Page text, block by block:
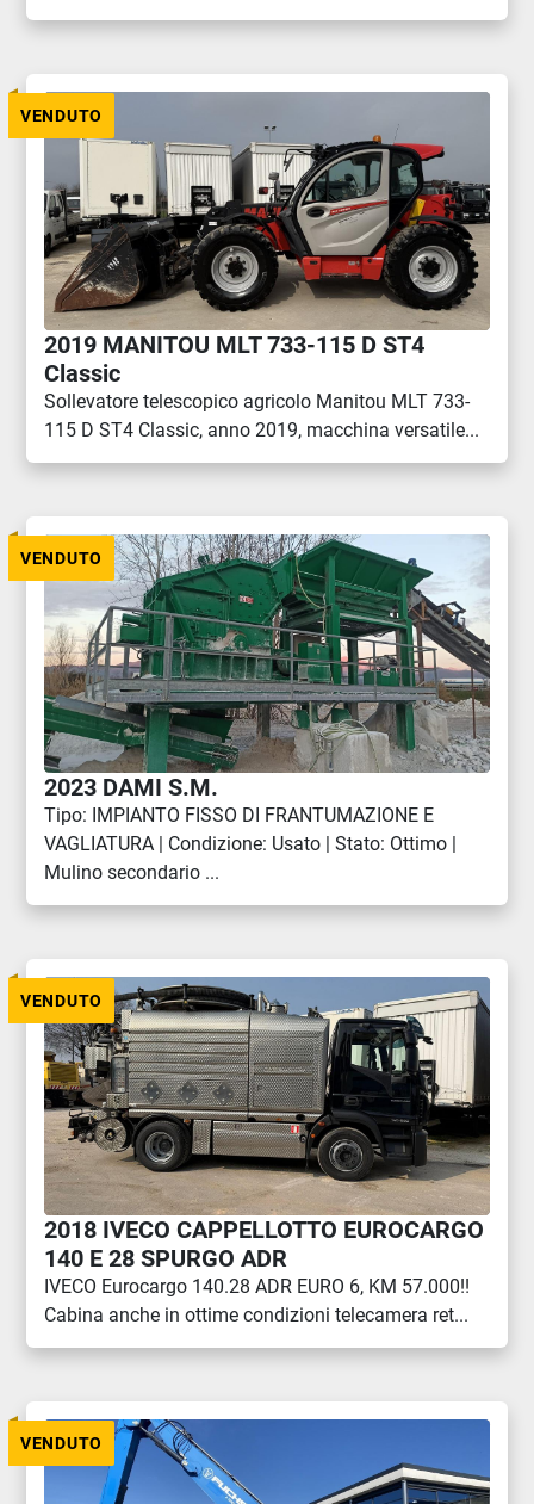
VENDUTO
2019 MANITOU MLT 733-115 D ST4
Classic
Sollevatore telescopico agricolo Manitou MLT 733-
115 D ST4 Classic, anno 2019, macchina versatile...
VENDUTO
2023 DAMI S.M.
Tipo: IMPIANTO FISSO DI FRANTUMAZIONE E
VAGLIATURA | Condizione: Usato | Stato: Ottimo |
Mulino secondario ...
VENDUTO
2018 IVECO CAPPELLOTTO EUROCARGO
140 E 28 SPURGO ADR
IVECO Eurocargo 140.28 ADR EURO 6, KM 57.000!!
Cabina anche in ottime condizioni telecamera ret...
VENDUTO